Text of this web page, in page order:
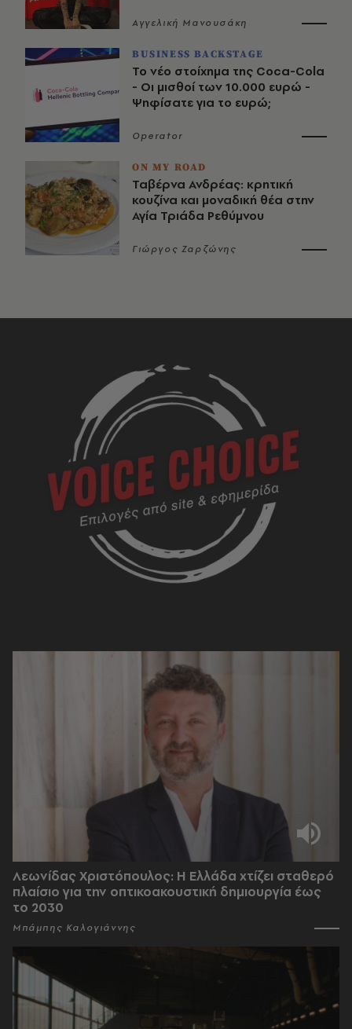
Αγγελική Μανουσάκη
BUSINESS BACKSTAGE
Το νέο στοίχημα της Coca-Cola
- Οι μισθοί των 10.000 ευρώ -
Ψηφίσατε για το ευρώ;
Operator
ON MY ROAD
Ταβέρνα Ανδρέας: κρητική
κουζίνα και μοναδική θέα στην
Αγία Τριάδα Ρεθύμνου
Γιώργος Ζαρζώνης
Λεωνίδας Χριστόπουλος: Η Ελλάδα χτίζει σταθερό
πλαίσιο για την οπτικοακουστική δημιουργία έως
το 2030
Μπάμπης Καλογιάννης